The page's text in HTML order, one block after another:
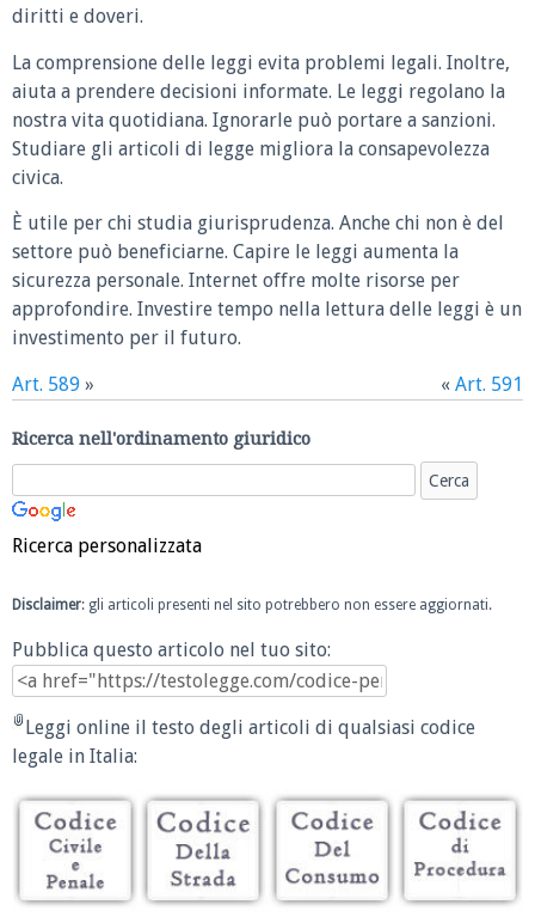
diritti e doveri.
La comprensione delle leggi evita problemi legali. Inoltre,
aiuta a prendere decisioni informate. Le leggi regolano la
nostra vita quotidiana. Ignorarle può portare a sanzioni.
Studiare gli articoli di legge migliora la consapevolezza
civica.
È utile per chi studia giurisprudenza. Anche chi non è del
settore può beneficiarne. Capire le leggi aumenta la
sicurezza personale. Internet offre molte risorse per
approfondire. Investire tempo nella lettura delle leggi è un
investimento per il futuro.
Art. 589 » « Art. 591
Ricerca nell'ordinamento giuridico
Ricerca personalizzata
Disclaimer: gli articoli presenti nel sito potrebbero non essere aggiornati.
Pubblica questo articolo nel tuo sito:
Leggi online il testo degli articoli di qualsiasi codice
legale in Italia: